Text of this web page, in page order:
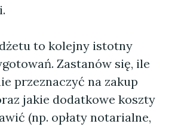
to kolejny istotny
Zastanów się, ile
przeznaczyć na zakup
jakie dodatkowe koszty
(np. opłaty notarialne,